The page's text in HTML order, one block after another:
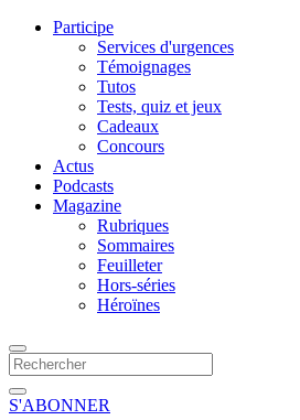
Participe
Services d'urgences
Témoignages
Tutos
Tests, quiz et jeux
Cadeaux
Concours
Actus
Podcasts
Magazine
Rubriques
Sommaires
Feuilleter
Hors-séries
Héroïnes
S'ABONNER